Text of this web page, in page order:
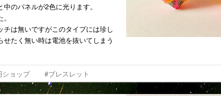
のパネルが2色に光ります。
は無いですがこのタイプには珍し
たく無い時は電池を抜いてしまう
ショップ #ブレスレット